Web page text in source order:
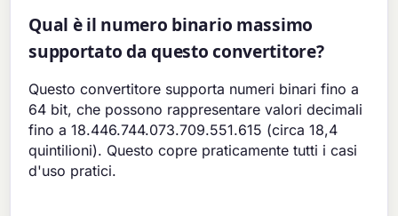
Qual è il numero binario massimo
supportato da questo convertitore?
Questo convertitore supporta numeri binari fino a
64 bit, che possono rappresentare valori decimali
fino a 18.446.744.073.709.551.615 (circa 18,4
quintilioni). Questo copre praticamente tutti i casi
d'uso pratici.